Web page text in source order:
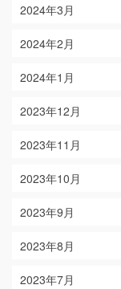
2024年3月
2024年2月
2024年1月
2023年12月
2023年11月
2023年10月
2023年9月
2023年8月
2023年7月